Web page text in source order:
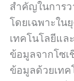
สำคัญในการ
โดยเฉพาะใน
เทคโนโลยีแล
ข้อมูลจากโซเ
ข้อมูลด้วยเทค